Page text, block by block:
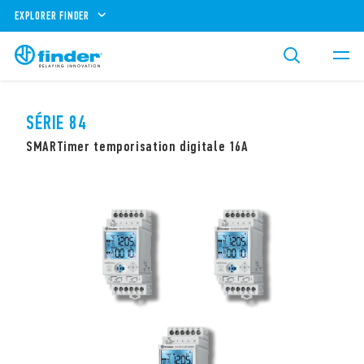
EXPLORER FINDER
SÉRIE 84
SMARTimer temporisation digitale 16A